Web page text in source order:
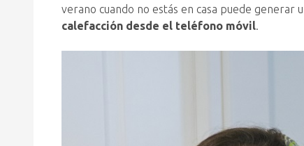
verano cuando no estás en casa puede generar
calefacción desde el teléfono móvil.